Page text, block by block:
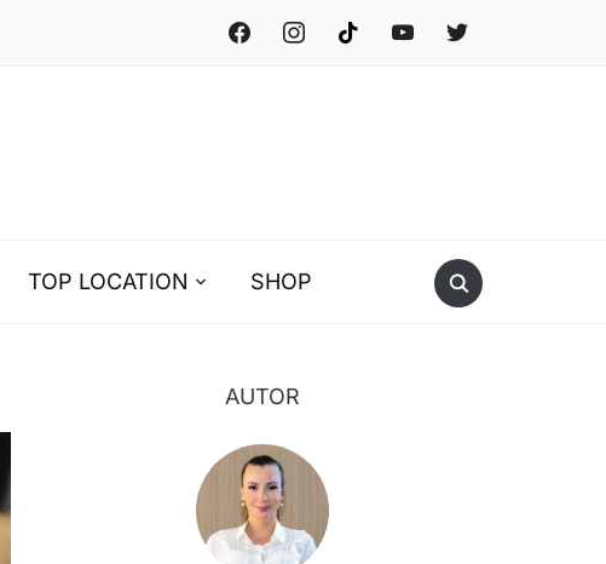
facebook instagramtiktok youtube twitter
TOP LOCATION SHOP
AUTOR